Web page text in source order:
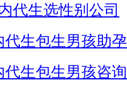
代生选性别公司
代生包生男孩助孕
代生包生男孩咨询